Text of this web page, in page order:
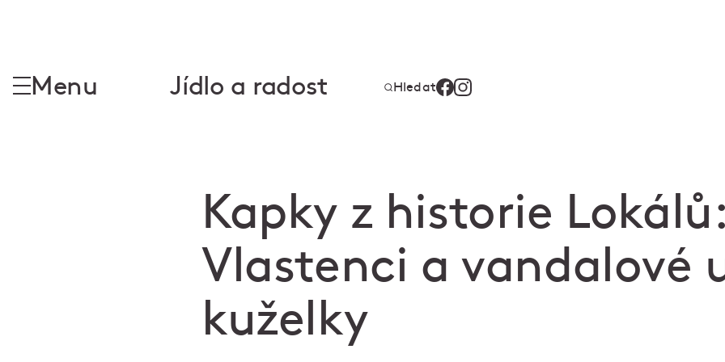
Menu Jídlo a radost Hledat
Kapky z historie Lokálů:
Vlastenci a vandalové
kuželky